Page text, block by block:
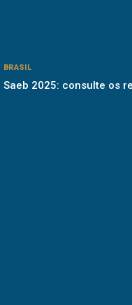
BRASIL
Saeb 2025: consulte os